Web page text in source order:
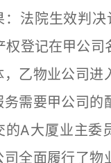
法院生效判决
权登记在甲公司
，乙物业公司进
务需要甲公司的
的A大厦业主委
全面履行了物